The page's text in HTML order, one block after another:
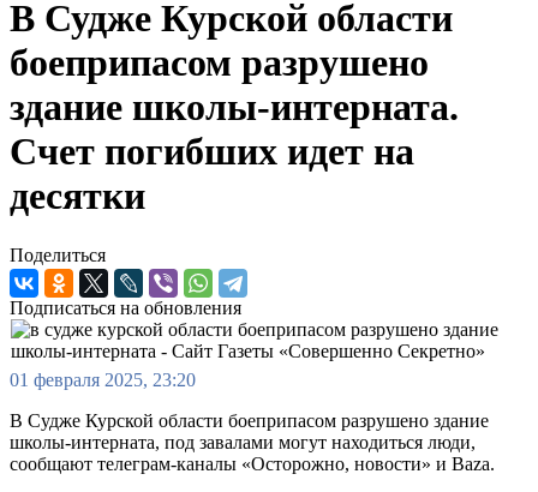
В Судже Курской области
боеприпасом разрушено
здание школы-интерната.
Счет погибших идет на
десятки
Поделиться
Подписаться на обновления
01 февраля 2025, 23:20
В Судже Курской области боеприпасом разрушено здание
школы-интерната, под завалами могут находиться люди,
сообщают телеграм-каналы «Осторожно, новости» и Baza.